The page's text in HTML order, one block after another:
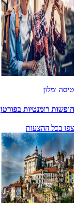
טיסה ומלון
חופשות רומנטיות בפורטו
צפו בכל ההצעות